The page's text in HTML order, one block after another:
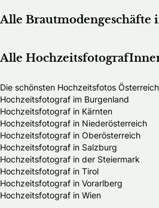
Alle Brautmodengeschäfte
Alle
Die schönsten Hochzeitsfotos
Hochzeitsfotograf im Burgenland
Hochzeitsfotograf in Kärnten
Hochzeitsfotograf in Niederösterreich
Hochzeitsfotograf in Oberösterreich
Hochzeitsfotograf in Salzburg
Hochzeitsfotograf in der Steiermark
Hochzeitsfotograf in Tirol
Hochzeitsfotograf in Vorarlberg
Hochzeitsfotograf in Wien